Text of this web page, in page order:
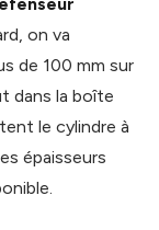
on va
de 100 mm sur
dans la boîte
le cylindre à
épaisseurs